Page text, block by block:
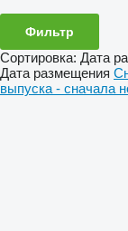
Фильтр
Сортировка: Дата
Дата размещения
выпуска - сначала